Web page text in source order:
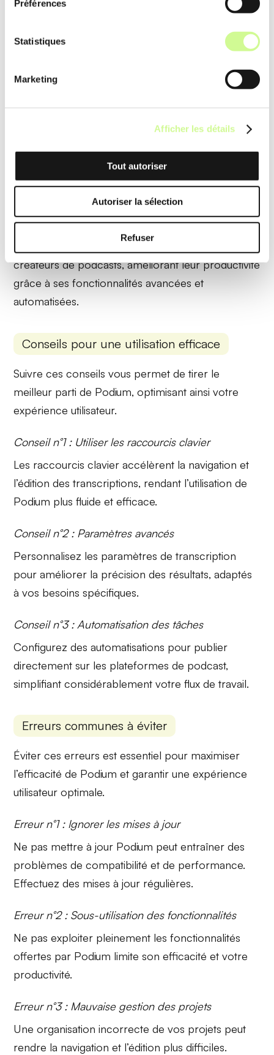
Préférences
Statistiques
Marketing
Afficher les détails
Tout autoriser
Autoriser la sélection
Refuser
détection de contenu
Un marketeur choisit les meilleurs moments d’un
créer des publications accrocheuses sur les
Conseils d'utilisation
créateurs de podcasts, améliorant leur productivité
grâce à ses fonctionnalités avancées et
automatisées.
Conseils pour une utilisation efficace
Suivre ces conseils vous permet de tirer le
meilleur parti de Podium, optimisant ainsi votre
expérience utilisateur.
Conseil n°1 : Utiliser les raccourcis clavier
Les raccourcis clavier accélèrent la navigation et
l’édition des transcriptions, rendant l’utilisation de
Podium plus fluide et efficace.
Conseil n°2 : Paramètres avancés
Personnalisez les paramètres de transcription
pour améliorer la précision des résultats, adaptés
à vos besoins spécifiques.
Conseil n°3 : Automatisation des tâches
Configurez desautomatisations pour publier
directement sur les plateformes de podcast,
simplifiant considérablement votre flux de travail.
Erreurs communes à éviter
Éviter ces erreurs est essentiel pour maximiser
l’efficacité de Podium et garantir une expérience
utilisateur optimale.
Erreur n°1 : Ignorer les mises à jour
Ne pas mettre à jour Podium peut entraîner des
problèmes de compatibilité et de performance.
Effectuez des mises à jour régulières.
Erreur n°2 : Sous-utilisation des fonctionnalités
Ne pas exploiter pleinement lesfonctionnalités
offertes par Podium limite son efficacité et votre
productivité.
Erreur n°3 : Mauvaise gestion des projets
Uneorganisation incorrecte de vos projets peut
rendre la navigation et l’édition plus difficiles.